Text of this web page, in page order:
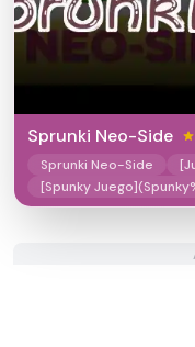
Sprunki Neo-Side
Sprunki Neo-Side
[Spunky